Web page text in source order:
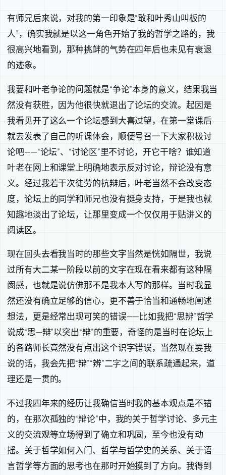
有师兄后来说，对我的第一印象是“敢和叶秀山叫板的
人”，确实我就是以这一角色开始了我的哲学之路的，我
很高兴地看到，那种挑衅的气势在四年后也未见有衰退
的迹象。
我要和叶老争论的问题就是“争论”本身的意义，结果我当
然没有获胜，因为他很快就退出了论坛的交流。起因是
我看见开了这么一个论坛感到大喜过望，在第一堂课后
就去发表了自己的听课体会，顺便号召一下大家积极讨
论吧——“论坛”、“讨论区”里不讨论，开它干啥？谁知道
叶老在网上和课堂上明确地表示反对讨论，辩论没有意
义。经过我若干次徒劳的抗辩后，叶老当然不会改变态
度，论坛上的同学和师兄也没有挺身支持，于是我也就
知趣地淡出了论坛，让那里变成一个仅仅用于贴讲义的
阅读区。
现在回头去看我当时的那些文字当然是恍如隔世，我说
过所有大二某一阶段以前的文字在现在看来都有这种隔
阂感，也就是说仿佛那不是我本人写的那样。当时我显
然还没有确立足够的信心，更不善于恰当和通畅地阐述
想法，更是经常出现可笑的错误——比如我把“思辨”哲学
说成“思—辩”以突出“辩”的重要，奇怪的是当时在论坛上
的各路师长竟然没有点出这个识字错误，当然现在要我
说的话，我会先把“辩”“辨”二字之间的联系疏通起来，道
理还是一贯的。
不过我四年来的经历让我确信当时我的基本观点是不错
的，在那次孤独的“辩论”中，我的关于哲学讨论、多元主
义的交流观等立场得到了确立和巩固，至今也没有动
摇。关于哲学如何入门、哲学与哲学史的关系、关于语
言哲学等方面的思考也在那时开始摸到了方向。我得到